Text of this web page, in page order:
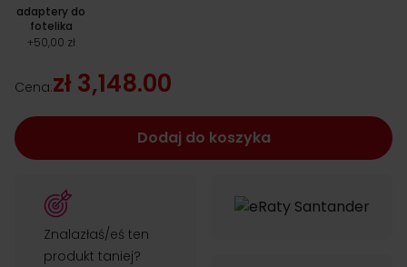
adaptery do
fotelika
+50,00 zł
Cena:zł 3,148.00
Dodaj do koszyka
Znalazłaś/eś ten
produkt taniej?